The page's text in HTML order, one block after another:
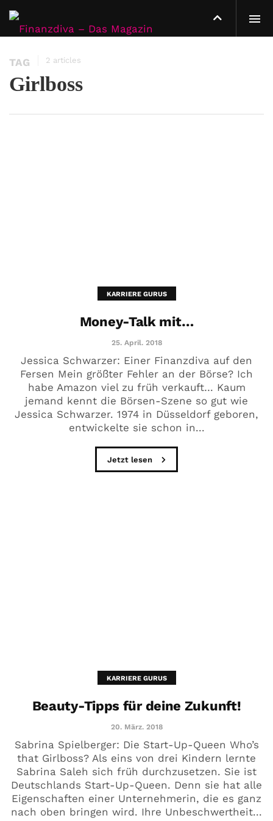
TAG 2 articles
Girlboss
KARRIERE GURUS
Money-Talk mit…
25. April. 2018
Jessica Schwarzer: Einer Finanzdiva auf den
Fersen Mein größter Fehler an der Börse? Ich
habe Amazon viel zu früh verkauft… Kaum
jemand kennt die Börsen-Szene so gut wie
Jessica Schwarzer. 1974 in Düsseldorf geboren,
entwickelte sie schon in...
Jetzt lesen
KARRIERE GURUS
Beauty-Tipps für deine Zukunft!
20. März. 2018
Sabrina Spielberger: Die Start-Up-Queen Who’s
that Girlboss? Als eins von drei Kindern lernte
Sabrina Saleh sich früh durchzusetzen. Sie ist
Deutschlands Start-Up-Queen. Denn sie hat alle
Eigenschaften einer Unternehmerin, die es ganz
nach oben bringen wird. Ihre Unbeschwertheit...